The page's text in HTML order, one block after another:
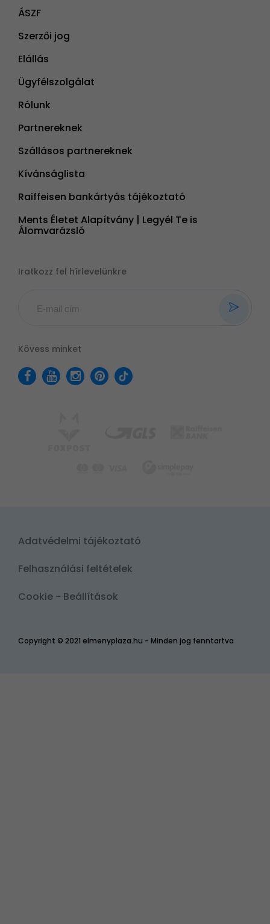
ÁSZF
Szerzői jog
Elállás
Ügyfélszolgálat
Rólunk
Partnereknek
Szállásos partnereknek
Kívánságlista
Raiffeisen bankártyás tájékoztató
Ments Életet Alapítvány | Legyél Te is
Álomvarázsló
Iratkozz fel hírlevelünkre
Kövess minket
Copyright © 2021 elmenyplaza.hu - Minden jog fenntartva
Adatvédelmi tájékoztató
Felhasználási feltételek
Cookie - Beállítások